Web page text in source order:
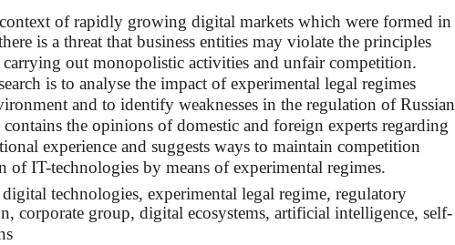
of rapidly growing digital markets which were formed in
is a threat that business entities may violate the principles
out monopolistic activities and unfair competition.
is to analyse the impact of experimental legal regimes
and to identify weaknesses in the regulation of Russian
contains the opinions of domestic and foreign experts regarding
experience and suggests ways to maintain competition
IT-technologies by means of experimental regimes.
technologies, experimental legal regime, regulatory
corporate group, digital ecosystems, artificial intelligence, self-